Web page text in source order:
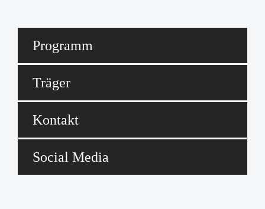
Programm
Träger
Kontakt
Social Media